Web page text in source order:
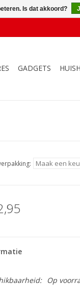
GADGETS
Op
Is dat akkoord?